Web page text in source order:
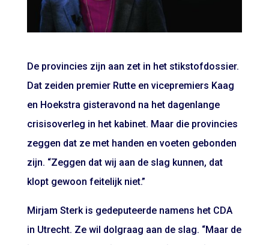
De provincies zijn aan zet in het stikstofdossier.
Dat zeiden premier Rutte en vicepremiers Kaag
en Hoekstra gisteravond na het dagenlange
crisisoverleg in het kabinet. Maar die provincies
zeggen dat ze met handen en voeten gebonden
zijn. “Zeggen dat wij aan de slag kunnen, dat
klopt gewoon feitelijk niet.”
Mirjam Sterk is gedeputeerde namens het CDA
in Utrecht. Ze wil dolgraag aan de slag. “Maar de